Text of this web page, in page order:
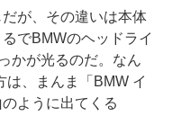
が、その違いは本体
でBMWのヘッドライ
かが光るのだ。なん
は、まんま「BMW イ
ように出てくる